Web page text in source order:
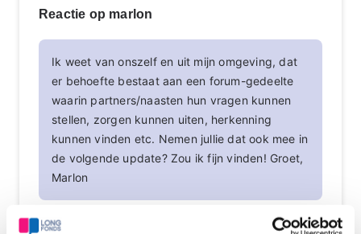
Reactie op marlon
Ik weet van onszelf en uit mijn omgeving, dat
er behoefte bestaat aan een forum-gedeelte
waarin partners/naasten hun vragen kunnen
stellen, zorgen kunnen uiten, herkenning
kunnen vinden etc. Nemen jullie dat ook mee in
de volgende update? Zou ik fijn vinden! Groet,
Marlon
Dag Marion, in ieder geval wordt er voor de